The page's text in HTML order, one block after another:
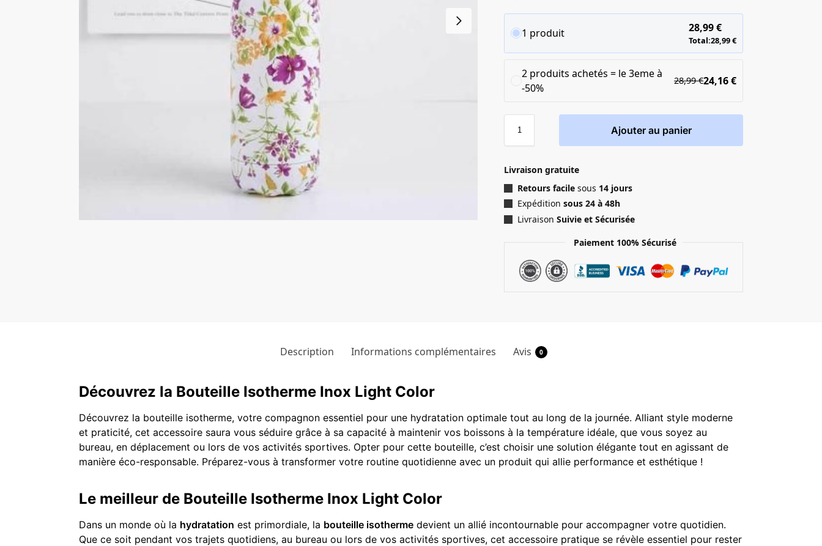
1 produit 28,99€
Total:28,99€
2 produits achetés = le 3eme à
-50%
28,99€24,16€
Ajouter au panier
Livraison gratuite
Retours facile sous 14 jours
Expédition sous 24 à 48h
LivraisonSuivie et Sécurisée
Paiement 100% Sécurisé
Description Informations complémentaires Avis 0
Découvrez la Bouteille Isotherme Inox Light Color
Découvrez la bouteille isotherme, votre compagnon essentiel pour une hydratation optimale tout au long de la journée. Alliant style moderne
et praticité, cet accessoire saura vous séduire grâce à sa capacité à maintenir vos boissons à la température idéale, que vous soyez au
bureau, en déplacement ou lors de vos activités sportives. Opter pour cette bouteille, c’est choisir une solution élégante tout en agissant de
manière éco-responsable. Préparez-vous à transformer votre routine quotidienne avec un produit qui allie performance et esthétique !
Le meilleur de Bouteille Isotherme Inox Light Color
Dans un monde où la hydratation est primordiale, la bouteille isothermedevient un allié incontournable pour accompagner votre quotidien.
Que ce soit pendant vos trajets quotidiens, au bureau ou lors de vos activités sportives, cet accessoire pratique se révèle essentiel pour rester